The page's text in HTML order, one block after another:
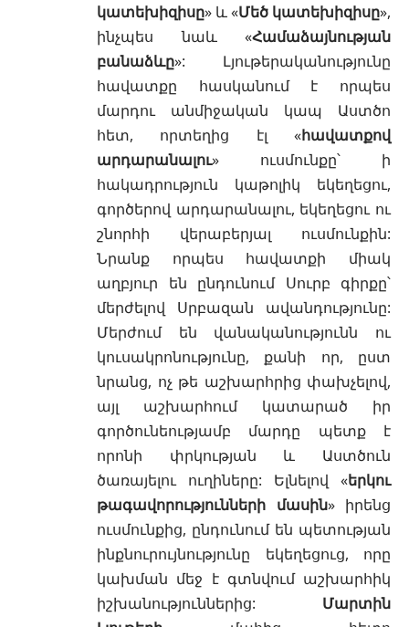
կատեխիզիսը» և «Մեծ կատեխիզիսը»,
ինչպես նաև «Համաձայնության
բանաձևը»: Լյութերականությունը
հավատքը հասկանում է որպես
մարդու անմիջական կապ Աստծո
հետ, որտեղից էլ «հավատքով
արդարանալու» ուսմունքը՝ ի
հակադրություն կաթոլիկ եկեղեցու,
գործերով արդարանալու, եկեղեցու ու
շնորհի վերաբերյալ ուսմունքին:
Նրանք որպես հավատքի միակ
աղբյուր են ընդունում Սուրբ գիրքը՝
մերժելով Սրբազան ավանդությունը:
Մերժում են վանականությունն ու
կուսակրոնությունը, քանի որ, ըստ
նրանց, ոչ թե աշխարհրից փախչելով,
այլ աշխարհում կատարած իր
գործունեությամբ մարդը պետք է
որոնի փրկության և Աստծուն
ծառայելու ուղիները: Ելնելով «երկու
թագավորությունների մասին» իրենց
ուսմունքից, ընդունում են պետության
ինքնուրույնությունը եկեղեցուց, որը
կախման մեջ է գտնվում աշխարհիկ
իշխանություններից: Մարտին